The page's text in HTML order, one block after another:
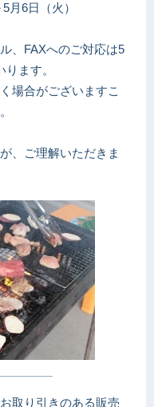
月6日（火）
、FAXへのご対応は5
ます。
場合がございますこ
、ご理解いただきま
取り引きのある販売